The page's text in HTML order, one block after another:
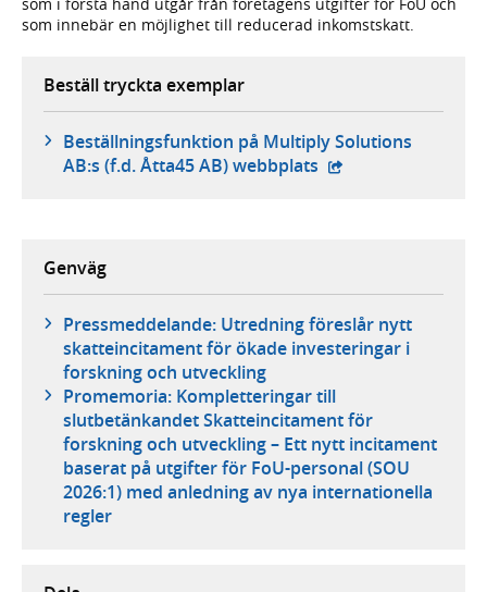
som innebär en möjlighet till reducerad inkomstskatt.
Beställ tryckta exemplar
Beställningsfunktion på Multiply Solutions
AB:s (f.d. Åtta45 AB) webbplats - extern webbplats,
Genväg
Pressmeddelande: Utredning föreslår nytt
skatteincitament för ökade investeringar i
forskning och utveckling
Promemoria: Kompletteringar till
slutbetänkandet Skatteincitament för
forskning och utveckling – Ett nytt incitament
baserat på utgifter för FoU-personal (SOU
2026:1) med anledning av nya internationella
regler